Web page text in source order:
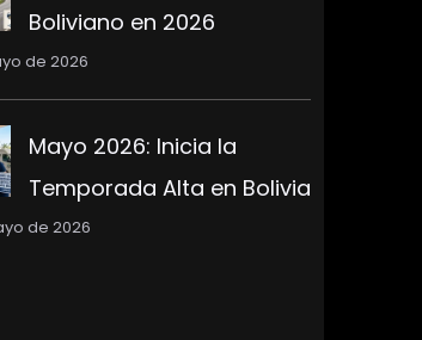
Boliviano en 2026
de 2026
Mayo 2026: Inicia la
Temporada Alta en Bolivia
de 2026